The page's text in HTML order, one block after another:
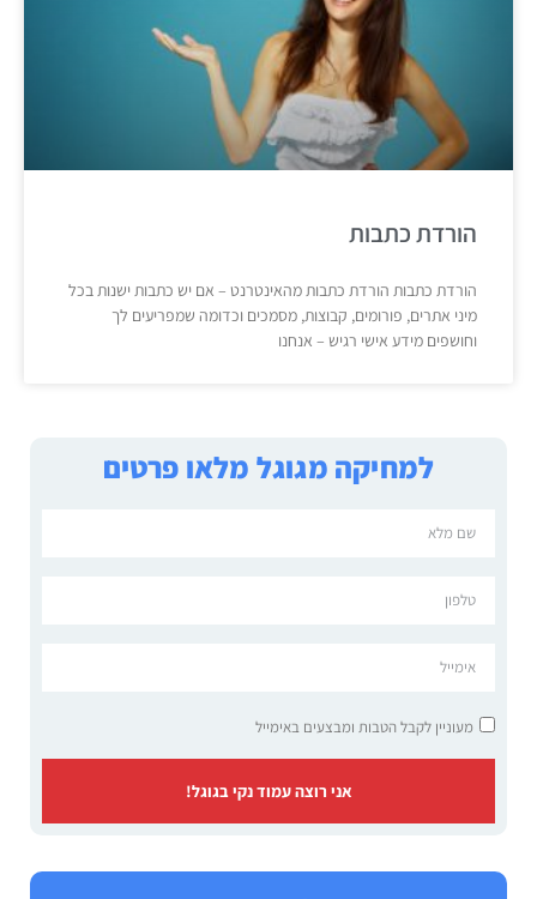
למחיקה מגוגל מלאו פרטים
מעוניין לקבל הטבות ומבצעים באימייל
אני רוצה עמוד נקי בגוגל!
הורדת כתבות
הורדת כתבות הורדת כתבות מהאינטרנט – אם יש כתבות ישנות בכל
מיני אתרים, פורומים, קבוצות, מסמכים וכדומה שמפריעים לך
וחושפים מידע אישי רגיש – אנחנו